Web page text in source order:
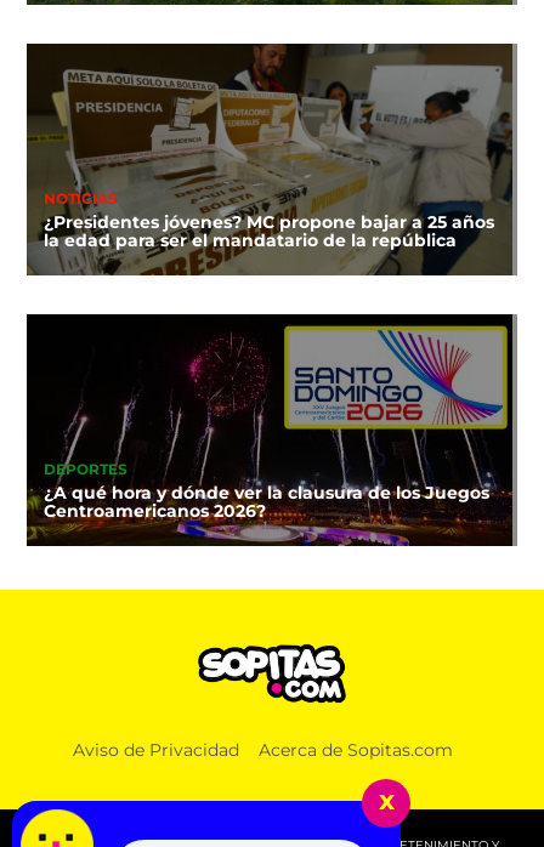
NOTICIAS
¿Presidentes jóvenes? MC propone bajar a 25 años
la edad para ser el mandatario de la república
DEPORTES
¿A qué hora y dónde ver la clausura de los Juegos
Centroamericanos 2026?
Aviso de Privacidad Acerca de Sopitas.com
x